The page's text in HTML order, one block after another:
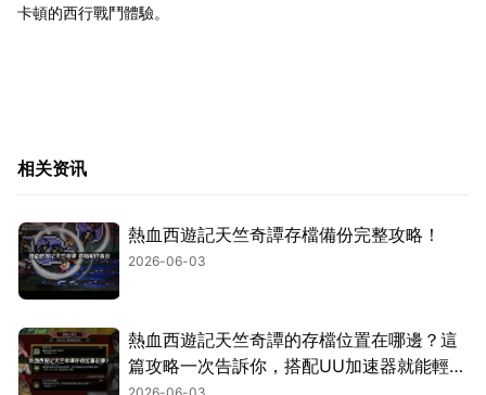
卡頓的西行戰鬥體驗。
相关资讯
熱血西遊記天竺奇譚存檔備份完整攻略！
2026-06-03
熱血西遊記天竺奇譚的存檔位置在哪邊？這
篇攻略一次告訴你，搭配UU加速器就能輕鬆